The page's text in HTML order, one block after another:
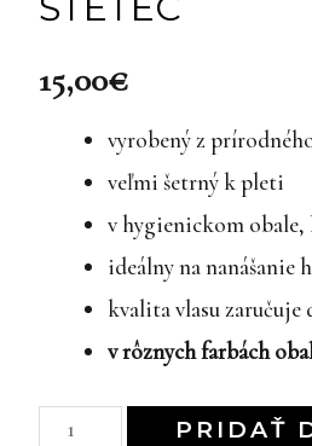
15,00€
vyrobený z
veľmi šetrný k pleti
v hygienickom obale,
ideálny na nanášanie
kvalita vlasu zaručuje
v rôznych farbách
množstvo
PRIDAŤ